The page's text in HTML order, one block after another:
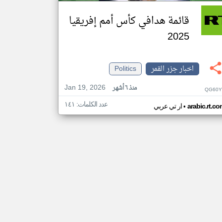
قائمة هدافي كأس أمم إفريقيا
2025
اخبار جزر القمر
Politics
Jan 19, 2026
منذ ٦ أشهر
ار تي عربي• عدد الكلمات: ١٤١